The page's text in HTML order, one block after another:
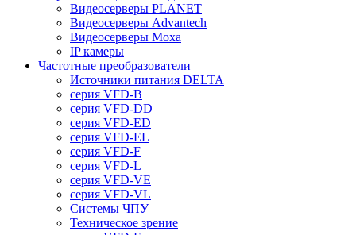
Видеосерверы PLANET
Видеосерверы Advantech
Видеосерверы Moxa
IP камеры
Частотные преобразователи
Источники питания DELTA
серия VFD-B
серия VFD-DD
серия VFD-ED
серия VFD-EL
серия VFD-F
серия VFD-L
серия VFD-VE
серия VFD-VL
Системы ЧПУ
Техническое зрение